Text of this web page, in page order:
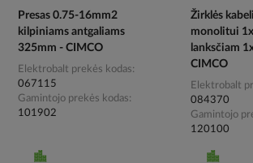
Presas 0.75-16mm2
kilpiniams antgaliams
325mm - CIMCO
Elektrobalt prekės kodas
067115
Gamintojo prekės kodas
101902
Žirklės
monolitui
lanksčiam
CIMCO
Elektrobalt
084370
Gamintojo
120100